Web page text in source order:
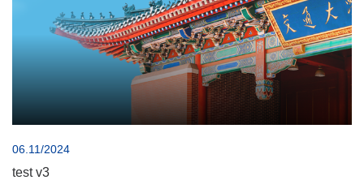
05.28/2024
上海交通大学设计学院研究生招生宣传手册（2025）
03.27/2025
上海交通大学中英国际低碳学院招生宣讲活动预告 | 上海 徐
06.11/2024
test v3
05.28/2024
上海交通大学设计学院研究生招生宣传手册（2025）
03.27/2025
上海交通大学中英国际低碳学院招生宣讲活动预告 | 上海 徐